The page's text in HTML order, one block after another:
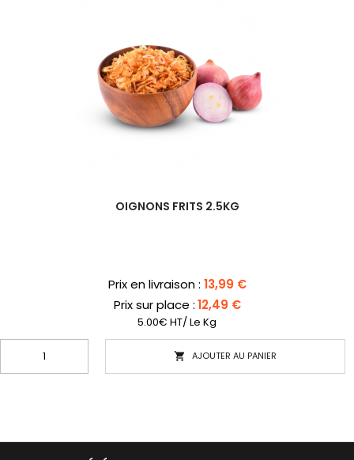
OIGNONS FRITS 2.5KG
Prix
Prix en livraison : 13,99 €
Prix sur place :12,49 €
5.00€ HT/ Le Kg
 AJOUTER AU PANIER